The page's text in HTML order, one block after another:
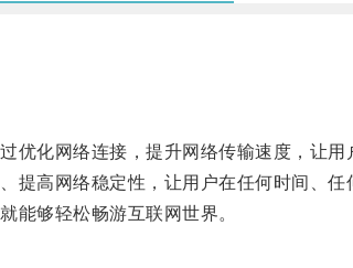
化网络连接，提升网络传输速度，让用
高网络稳定性，让用户在任何时间、任
够轻松畅游互联网世界。